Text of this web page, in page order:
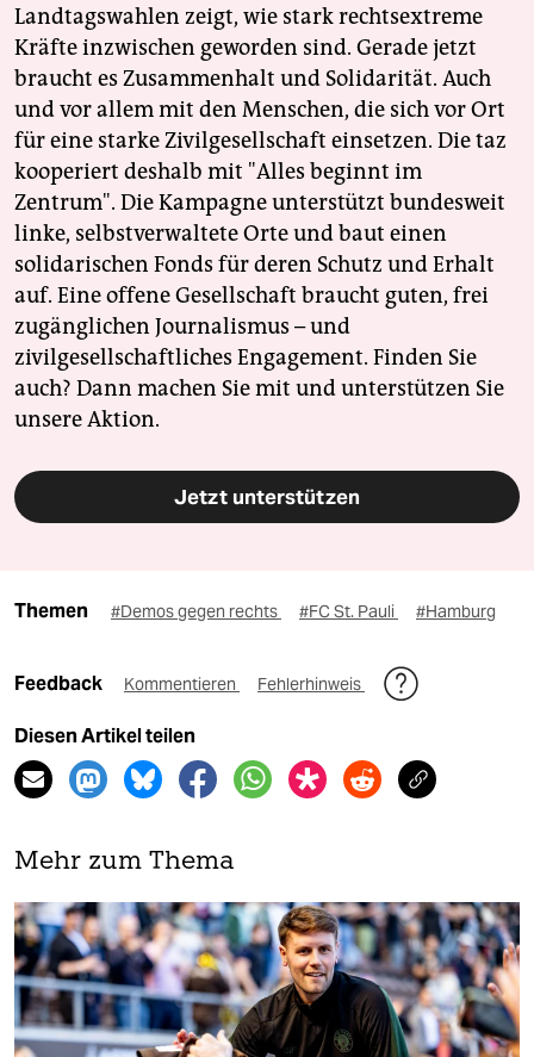
Landtagswahlen zeigt, wie stark rechtsextreme
Kräfte inzwischen geworden sind. Gerade jetzt
braucht es Zusammenhalt und Solidarität. Auch
und vor allem mit den Menschen, die sich vor Ort
für eine starke Zivilgesellschaft einsetzen. Die taz
kooperiert deshalb mit "Alles beginnt im
Zentrum". Die Kampagne unterstützt bundesweit
linke, selbstverwaltete Orte und baut einen
solidarischen Fonds für deren Schutz und Erhalt
auf. Eine offene Gesellschaft braucht guten, frei
zugänglichen Journalismus – und
zivilgesellschaftliches Engagement. Finden Sie
auch? Dann machen Sie mit und unterstützen Sie
unsere Aktion.
Jetzt unterstützen
Themen #Demos gegen rechts #FC St. Pauli #Hamburg
Feedback Kommentieren Fehlerhinweis
Diesen Artikel teilen
Mehr zum Thema